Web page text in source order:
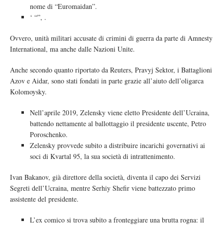
nome di “Euromaidan”.
‘ “”, .
Ovvero, unità militari accusate di crimini di guerra da parte di Amnesty
International, ma anche dalle Nazioni Unite.
Anche secondo quanto riportato da Reuters, Pravyj Sektor, i Battaglioni
Azov e Aidar, sono stati fondati in parte grazie all’aiuto dell’oligarca
Kolomoysky.
Nell’aprile 2019, Zelensky viene eletto Presidente dell’Ucraina,
battendo nettamente al ballottaggio il presidente uscente, Petro
Poroschenko.
Zelensky provvede subito a distribuire incarichi governativi ai
soci di Kvartal 95, la sua società di intrattenimento.
Ivan Bakanov, già direttore della società, diventa il capo dei Servizi
Segreti dell’Ucraina, mentre Serhiy Shefir viene battezzato primo
assistente del presidente.
L’ex comico si trova subito a fronteggiare una brutta rogna: il